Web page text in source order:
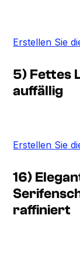
Erstellen Sie
5) Fettes
auffällig
Erstellen Sie
16)
raffiniert